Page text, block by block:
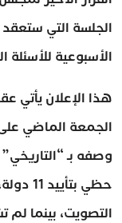
الجلسة التي ستعقد
الأسبوعية للأسئلة
هذا الإعلان يأتي
الجمعة الماضي
وصفه بـ
حظي
التصويت، بينما لم